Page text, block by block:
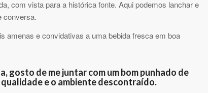
com vista para a histórica fonte. Aqui podemos lanchar e
conversa.
amenas e convidativas a uma bebida fresca em boa
gosto de me juntar com um bom punhado de
e o ambiente descontraído.